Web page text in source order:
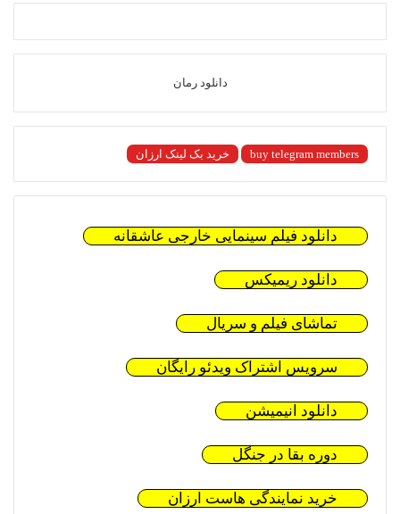
دانلود رمان
buy telegram members خرید بک لینک ارزان
دانلود فیلم سینمایی خارجی عاشقانه
دانلود ریمیکس
تماشای فیلم و سریال
سرویس اشتراک ویدئو رایگان
دانلود انیمیشن
دوره بقا در جنگل
خرید نمایندگی هاست ارزان